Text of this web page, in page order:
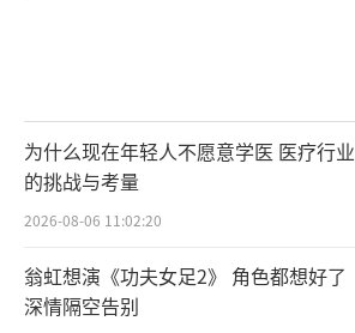
为什么现在年轻人不愿意学医 医疗行业
的挑战与考量
2026-08-06 11:02:20
翁虹想演《功夫女足2》 角色都想好了
深情隔空告别